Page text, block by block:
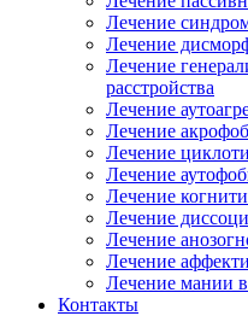
Лечение
Лечение
Лечение
расстройства
Лечение
Лечение
Лечение
Лечение
Лечение
Лечение
Лечение
Лечение
Лечение мании
Контакты